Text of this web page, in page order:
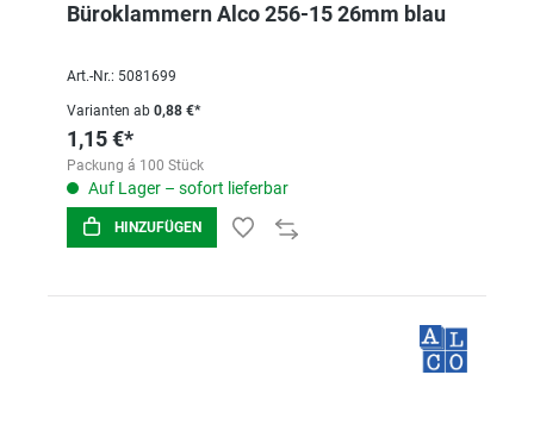
Büroklammern Alco 256-15 26mm blau
Art.-Nr.: 5081699
Varianten ab 0,88 €*
1,15 €*
Packung á 100 Stück
Auf Lager – sofort lieferbar
HINZUFÜGEN